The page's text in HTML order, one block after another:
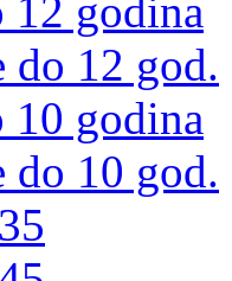
12 godina
do 12 god.
10 godina
do 10 god.